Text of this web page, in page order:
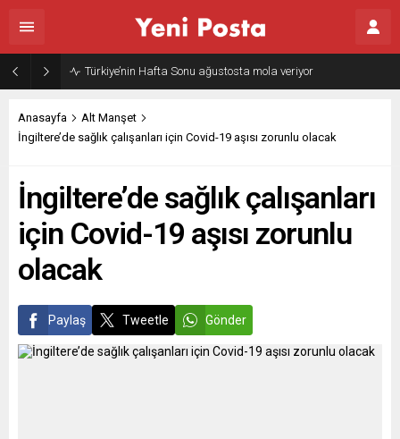
Türkiye’nin Hafta Sonu ağustosta mola veriyor
Anasayfa
Alt Manşet
İngiltere’de sağlık çalışanları için Covid-19 aşısı zorunlu olacak
İngiltere’de sağlık çalışanları
için Covid-19 aşısı zorunlu
olacak
Paylaş Tweetle Gönder